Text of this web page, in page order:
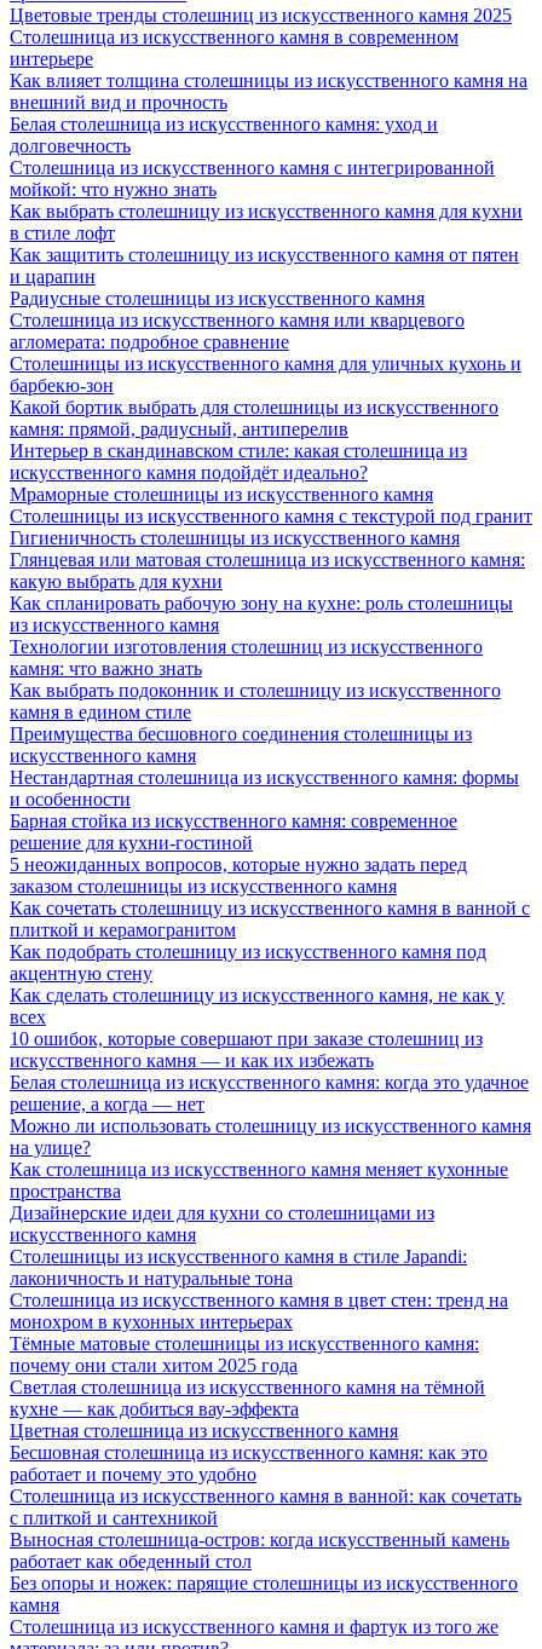
Цветовые тренды столешниц из искусственного камня 2025
Столешница из искусственного камня в современном
интерьере
Как влияет толщина столешницы из искусственного камня на
внешний вид и прочность
Белая столешница из искусственного камня: уход и
долговечность
Столешница из искусственного камня с интегрированной
мойкой: что нужно знать
Как выбрать столешницу из искусственного камня для кухни
в стиле лофт
Как защитить столешницу из искусственного камня от пятен
и царапин
Радиусные столешницы из искусственного камня
Столешница из искусственного камня или кварцевого
агломерата: подробное сравнение
Столешницы из искусственного камня для уличных кухонь и
барбекю-зон
Какой бортик выбрать для столешницы из искусственного
камня: прямой, радиусный, антиперелив
Интерьер в скандинавском стиле: какая столешница из
искусственного камня подойдёт идеально?
Мраморные столешницы из искусственного камня
Столешницы из искусственного камня с текстурой под гранит
Гигиеничность столешницы из искусственного камня
Глянцевая или матовая столешница из искусственного камня:
какую выбрать для кухни
Как спланировать рабочую зону на кухне: роль столешницы
из искусственного камня
Технологии изготовления столешниц из искусственного
камня: что важно знать
Как выбрать подоконник и столешницу из искусственного
камня в едином стиле
Преимущества бесшовного соединения столешницы из
искусственного камня
Нестандартная столешница из искусственного камня: формы
и особенности
Барная стойка из искусственного камня: современное
решение для кухни-гостиной
5 неожиданных вопросов, которые нужно задать перед
заказом столешницы из искусственного камня
Как сочетать столешницу из искусственного камня в ванной с
плиткой и керамогранитом
Как подобрать столешницу из искусственного камня под
акцентную стену
Как сделать столешницу из искусственного камня, не как у
всех
10 ошибок, которые совершают при заказе столешниц из
искусственного камня — и как их избежать
Белая столешница из искусственного камня: когда это удачное
решение, а когда — нет
Можно ли использовать столешницу из искусственного камня
на улице?
Как столешница из искусственного камня меняет кухонные
пространства
Дизайнерские идеи для кухни со столешницами из
искусственного камня
Столешницы из искусственного камня в стиле Japandi:
лаконичность и натуральные тона
Столешница из искусственного камня в цвет стен: тренд на
монохром в кухонных интерьерах
Тёмные матовые столешницы из искусственного камня:
почему они стали хитом 2025 года
Светлая столешница из искусственного камня на тёмной
кухне — как добиться вау-эффекта
Цветная столешница из искусственного камня
Бесшовная столешница из искусственного камня: как это
работает и почему это удобно
Столешница из искусственного камня в ванной: как сочетать
с плиткой и сантехникой
Выносная столешница-остров: когда искусственный камень
работает как обеденный стол
Без опоры и ножек: парящие столешницы из искусственного
камня
Столешница из искусственного камня и фартук из того же